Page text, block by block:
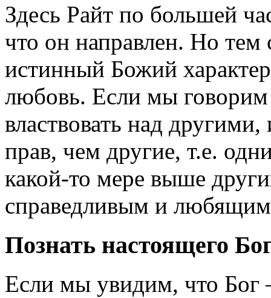
Здесь Райт по большей
что он направлен. Но тем
истинный Божий
любовь. Если мы
властвовать над
прав, чем другие, т.е.
какой-то мере выше
справедливым и
Познать настоящего
Если мы увидим, что Бог